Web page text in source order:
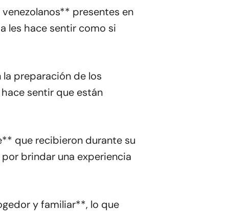
presentes en
les hace sentir como si
preparación de los
sentir que están
que recibieron durante su
brindar una experiencia
y familiar**, lo que